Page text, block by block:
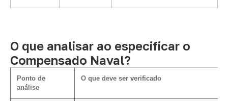
O que analisar ao especificar o
Compensado Naval?
Ponto de
análise
O que deve ser verificado